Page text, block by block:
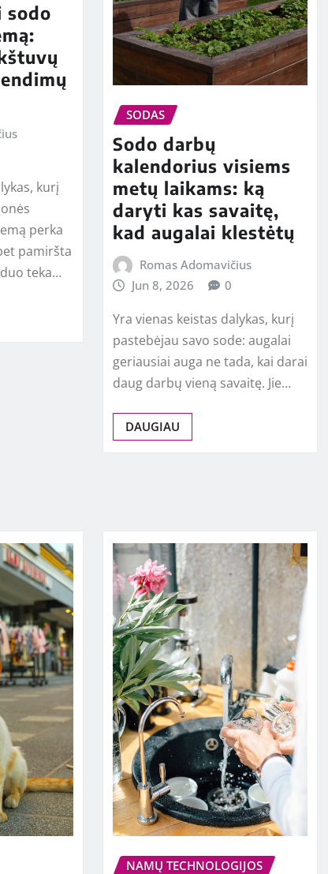
sodo
kurį
perka
pamiršta
teka…
SODAS
Sodo darbų
kalendorius visiems
metų laikams: ką
daryti kas savaitę,
kad augalai klestėtų
Romas Adomavičius
Jun 8, 2026
0
Yra vienas keistas dalykas, kurį
pastebėjau savo sode: augalai
geriausiai auga ne tada, kai darai
daug darbų vieną savaitę. Jie…
DAUGIAU
NAMŲ TECHNOLOGIJOS